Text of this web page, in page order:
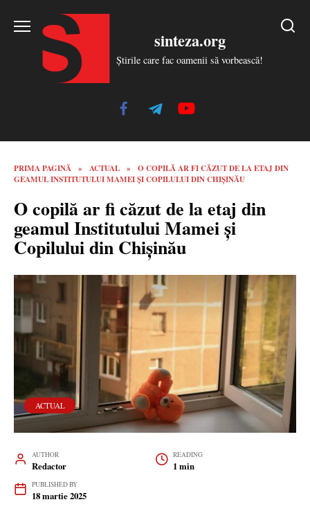
sinteza.org
Știrile care fac oamenii să vorbească!
PRIMA PAGINĂ » ACTUAL »
O COPILĂ AR FI CĂZUT DE LA ETAJ DIN
GEAMUL INSTITUTULUI MAMEI ȘI COPILULUI DIN CHIȘINĂU
O copilă ar fi căzut de la etaj din
geamul Institutului Mamei și
Copilului din Chișinău
ACTUAL
AUTHOR
Redactor
READING
1 min
PUBLISHED BY
18 martie 2025